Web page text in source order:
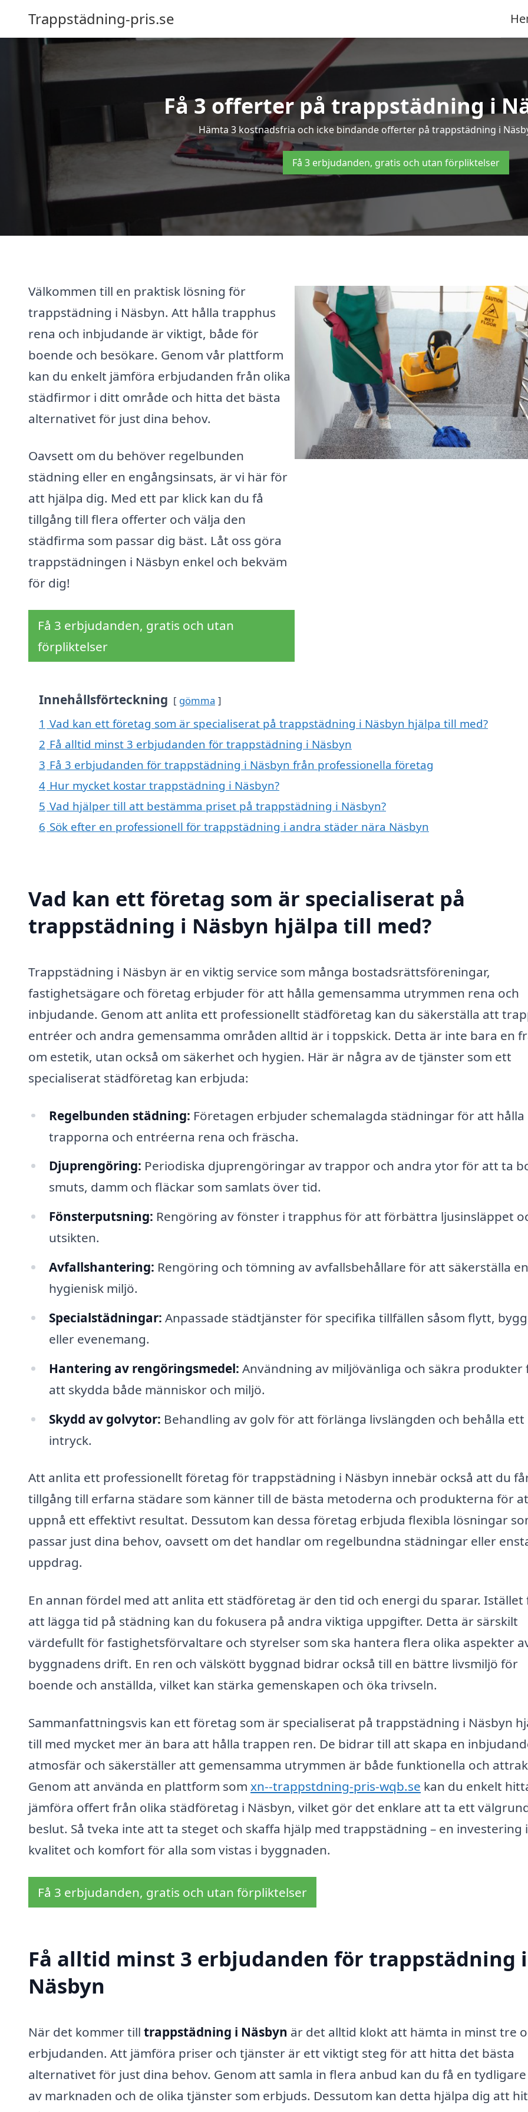
Trappstädning-pris.se
Få 3 offerter på trappstädning i
Hämta 3 kostnadsfria och icke bindande offerter på trappstädning i
Få 3 erbjudanden, gratis och utan förpliktelser
Välkommen till en praktisk lösning för
trappstädning i Näsbyn. Att hålla trapphus
rena och inbjudande är viktigt, både för
boende och besökare. Genom vår plattform
kan du enkelt jämföra erbjudanden från olika
städfirmor i ditt område och hitta det bästa
alternativet för just dina behov.
Oavsett om du behöver regelbunden
städning eller en engångsinsats, är vi här för
att hjälpa dig. Med ett par klick kan du få
tillgång till flera offerter och välja den
städfirma som passar dig bäst. Låt oss göra
trappstädningen i Näsbyn enkel och bekväm
för dig!
Få 3 erbjudanden, gratis och utan
förpliktelser
Innehållsförteckning gömma
1 Vad kan ett företag som är specialiserat på trappstädning i Näsbyn hjälpa till med?
2 Få alltid minst 3 erbjudanden för trappstädning i Näsbyn
3 Få 3 erbjudanden för trappstädning i Näsbyn från professionella företag
4 Hur mycket kostar trappstädning i Näsbyn?
5 Vad hjälper till att bestämma priset på trappstädning i Näsbyn?
6 Sök efter en professionell för trappstädning i andra städer nära Näsbyn
Vad kan ett företag som är specialiserat på
trappstädning i Näsbyn hjälpa till med?
Trappstädning i Näsbyn är en viktig service som många bostadsrättsföreningar,
fastighetsägare och företag erbjuder för att hålla gemensamma utrymmen rena och
inbjudande. Genom att anlita ett professionellt städföretag kan du säkerställa att
entréer och andra gemensamma områden alltid är i toppskick. Detta är inte bara en
om estetik, utan också om säkerhet och hygien. Här är några av de tjänster som ett
specialiserat städföretag kan erbjuda:
Regelbunden städning: Företagen erbjuder schemalagda städningar för att hålla
trapporna och entréerna rena och fräscha.
Djuprengöring: Periodiska djuprengöringar av trappor och andra ytor för att ta
smuts, damm och fläckar som samlats över tid.
Fönsterputsning: Rengöring av fönster i trapphus för att förbättra ljusinsläppet
utsikten.
Avfallshantering: Rengöring och tömning av avfallsbehållare för att säkerställa en
hygienisk miljö.
Specialstädningar: Anpassade städtjänster för specifika tillfällen såsom flytt,
eller evenemang.
Hantering av rengöringsmedel: Användning av miljövänliga och säkra produkter
att skydda både människor och miljö.
Skydd av golvytor: Behandling av golv för att förlänga livslängden och behålla ett
intryck.
Att anlita ett professionellt företag för trappstädning i Näsbyn innebär också att du
tillgång till erfarna städare som känner till de bästa metoderna och produkterna för
uppnå ett effektivt resultat. Dessutom kan dessa företag erbjuda flexibla lösningar
passar just dina behov, oavsett om det handlar om regelbundna städningar eller
uppdrag.
En annan fördel med att anlita ett städföretag är den tid och energi du sparar. Istället
att lägga tid på städning kan du fokusera på andra viktiga uppgifter. Detta är särskilt
värdefullt för fastighetsförvaltare och styrelser som ska hantera flera olika aspekter
byggnadens drift. En ren och välskött byggnad bidrar också till en bättre livsmiljö för
boende och anställda, vilket kan stärka gemenskapen och öka trivseln.
Sammanfattningsvis kan ett företag som är specialiserat på trappstädning i Näsbyn
till med mycket mer än bara att hålla trappen ren. De bidrar till att skapa en
atmosfär och säkerställer att gemensamma utrymmen är både funktionella och
Genom att använda en plattform som xn--trappstdning-pris-wqb.se kan du enkelt
jämföra offert från olika städföretag i Näsbyn, vilket gör det enklare att ta ett
beslut. Så tveka inte att ta steget och skaffa hjälp med trappstädning – en investering i
kvalitet och komfort för alla som vistas i byggnaden.
Få 3 erbjudanden, gratis och utan förpliktelser
Få alltid minst 3 erbjudanden för trappstädning i
Näsbyn
När det kommer till trappstädning i Näsbyn är det alltid klokt att hämta in minst tre
erbjudanden. Att jämföra priser och tjänster är ett viktigt steg för att hitta det bästa
alternativet för just dina behov. Genom att samla in flera anbud kan du få en
av marknaden och de olika tjänster som erbjuds. Dessutom kan detta hjälpa dig att